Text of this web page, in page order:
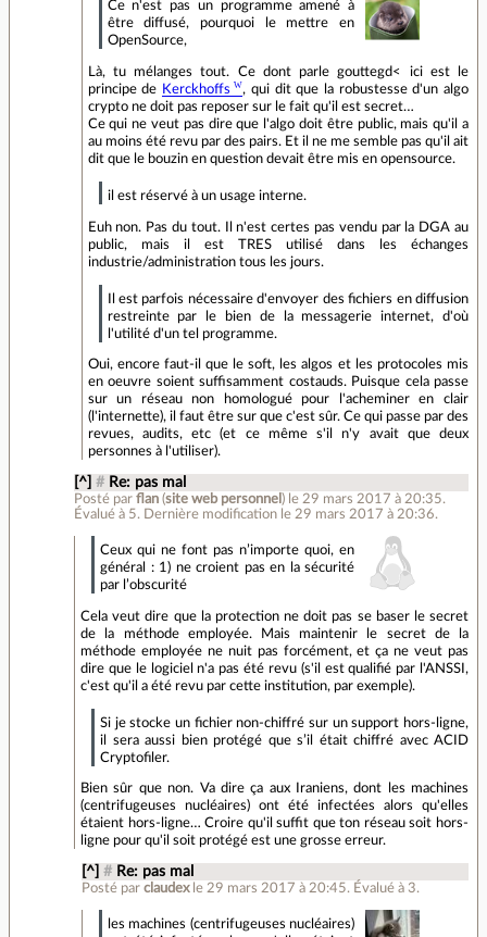
Ce n'est pas un programme amené à
être diffusé, pourquoi le mettre en
OpenSource,
Là, tu mélanges tout. Ce dont parle gouttegd< ici est le
principe de Kerckhoffs
, qui dit que la robustesse d'un algo
crypto ne doit pas reposer sur le fait qu'il est secret…
Ce qui ne veut pas dire que l'algo doit être public, mais qu'il a
au moins été revu par des pairs. Et il ne me semble pas qu'il ait
dit que le bouzin en question devait être mis en opensource.
il est réservé à un usage interne.
Euh non. Pas du tout. Il n'est certes pas vendu par la DGA au
public, mais il est TRES utilisé dans les échanges
industrie/administration tous les jours.
Il est parfois nécessaire d'envoyer des fichiers en diffusion
restreinte par le bien de la messagerie internet, d'où
l'utilité d'un tel programme.
Oui, encore faut-il que le soft, les algos et les protocoles mis
en oeuvre soient suffisamment costauds. Puisque cela passe
sur un réseau non homologué pour l'acheminer en clair
(l'internette), il faut être sur que c'est sûr. Ce qui passe par des
revues, audits, etc (et ce même s'il n'y avait que deux
personnes à l'utiliser).
[^] # Re: pas mal
Posté parflan (site web personnel ) le 29 mars 2017 à 20:35.
Évalué à 5. Dernière modification le 29 mars 2017 à 20:36.
Ceux qui ne font pas n’importe quoi, en
général : 1) ne croient pas en la sécurité
par l’obscurité
Cela veut dire que la protection ne doit pas se baser le secret
de la méthode employée. Mais maintenir le secret de la
méthode employée ne nuit pas forcément, et ça ne veut pas
dire que le logiciel n'a pas été revu (s'il est qualifié par l'ANSSI,
c'est qu'il a été revu par cette institution, par exemple).
Si je stocke un fichier non-chiffré sur un support hors-ligne,
il sera aussi bien protégé que s’il était chiffré avec ACID
Cryptofiler.
Bien sûr que non. Va dire ça aux Iraniens, dont les machines
(centrifugeuses nucléaires) ont été infectées alors qu'elles
étaient hors-ligne… Croire qu'il suffit que ton réseau soit hors-
ligne pour qu'il soit protégé est une grosse erreur.
[^] # Re: pas mal
Posté par claudex le 29 mars 2017 à 20:45. Évalué à 3.
les machines (centrifugeuses nucléaires)